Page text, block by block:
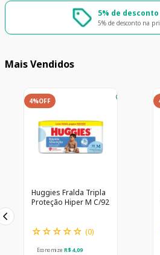
5% de desconto
5% de desconto na
Mais Vendidos
4%OFF
Huggies Fralda Tripla
Proteção Hiper M C/92
☆☆☆☆☆ (0)
Economize R$ 4,09